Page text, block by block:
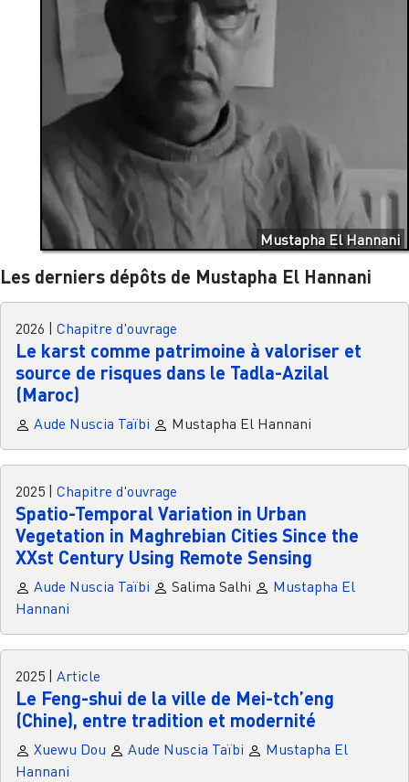
Mustapha El Hannani
Les derniers dépôts de Mustapha El Hannani
2026 Chapitre d'ouvrage
Le karst comme patrimoine à valoriser et
source de risques dans le Tadla-Azilal
(Maroc)
Aude Nuscia Taïbi Mustapha El Hannani
2025 Chapitre d'ouvrage
Spatio-Temporal Variation in Urban
Vegetation in Maghrebian Cities Since the
XXst Century Using Remote Sensing
Aude Nuscia Taïbi Salima Salhi
Mustapha El
Hannani
2025 Article
Le Feng-shui de la ville de Mei-tch’eng
(Chine), entre tradition et modernité
Xuewu Dou Aude Nuscia Taïbi
Mustapha El
Hannani